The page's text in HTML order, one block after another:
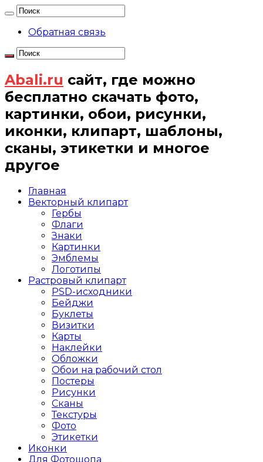
Обратная связь
Abali.ru сайт, где можно
бесплатно скачать фото,
картинки, обои, рисунки,
иконки, клипарт, шаблоны,
сканы, этикетки и многое
другое
Главная
Векторный клипарт
Гербы
Флаги
Знаки
Картинки
Эмблемы
Логотипы
Растровый клипарт
PSD-исходники
Бейджи
Буклеты
Визитки
Карты
Наклейки
Обложки
Обои на рабочий стол
Постеры
Рисунки
Сканы
Текстуры
Фото
Этикетки
Иконки
Для Фотошопа